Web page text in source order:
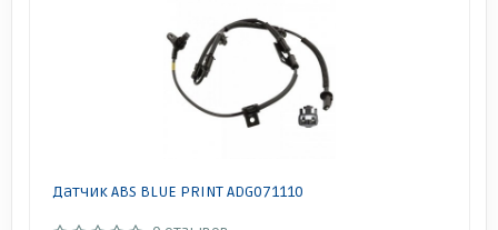
Датчик ABS BLUE PRINT ADG071110